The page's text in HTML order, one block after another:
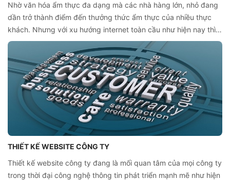
Nhờ văn hóa ẩm thực đa dạng mà các nhà hàng lớn, nhỏ đang
dần trở thành điểm đến thưởng thức ẩm thực của nhiều thực
khách. Nhưng với xu hướng internet toàn cầu như hiện nay thì
thực khách thường sẽ tìm kiếm điểm đến thông qua website,
thậm chí là đặt món, đặt bàn ở nhà hàng trước. Vì thế, để đáp
ứng nhu cầu này, việc thiết kế website nhà hàng chuyên
nghiệp chính là cơ hội để phát triển nhà hàng trong thời đại này.
THIẾT KẾ WEBSITE CÔNG TY
Thiết kế website công ty đang là mối quan tâm của mọi công ty
trong thời đại công nghệ thông tin phát triển mạnh mẽ như hiện